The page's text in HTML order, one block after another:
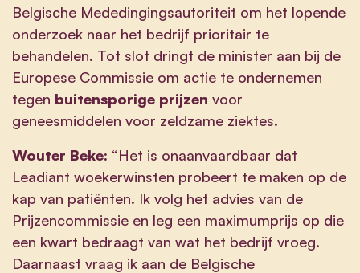
Belgische Mededingingsautoriteit om het lopende
onderzoek naar het bedrijf prioritair te
behandelen. Tot slot dringt de minister aan bij de
Europese Commissie om actie te ondernemen
tegen buitensporige prijzen voor
geneesmiddelen voor zeldzame ziektes.
Wouter Beke: “Het is onaanvaardbaar dat
Leadiant woekerwinsten probeert te maken op de
kap van patiënten. Ik volg het advies van de
Prijzencommissie en leg een maximumprijs op die
een kwart bedraagt van wat het bedrijf vroeg.
Daarnaast vraag ik aan de Belgische